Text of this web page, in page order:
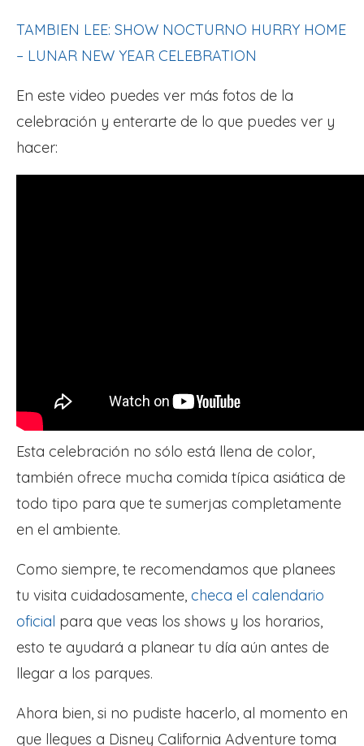
TAMBIEN LEE: SHOW NOCTURNO HURRY HOME
– LUNAR NEW YEAR CELEBRATION
En este video puedes ver más fotos de la
celebración y enterarte de lo que puedes ver y
hacer:
Esta celebración no sólo está llena de color,
también ofrece mucha comida típica asiática de
todo tipo para que te sumerjas completamente
en el ambiente.
Como siempre, te recomendamos que planees
tu visita cuidadosamente, checa el calendario
oficial para que veas los shows y los horarios,
esto te ayudará a planear tu día aún antes de
llegar a los parques.
Ahora bien, si no pudiste hacerlo, al momento en
que llegues a Disney California Adventure toma